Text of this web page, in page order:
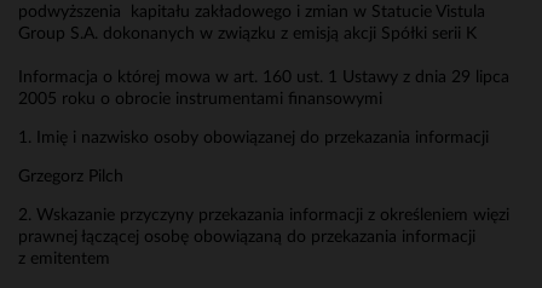
podwyższenia kapitału zakładowego i zmian w Statucie Vistula
Group S.A. dokonanych w związku z emisją akcji Spółki serii K
Informacja o której mowa w art. 160 ust. 1 Ustawy z dnia 29 lipca
2005 roku o obrocie instrumentami finansowymi
1. Imię i nazwisko osoby obowiązanej do przekazania informacji
Grzegorz Pilch
2. Wskazanie przyczyny przekazania informacji z określeniem więzi
prawnej łączącej osobę obowiązaną do przekazania informacji
z emitentem